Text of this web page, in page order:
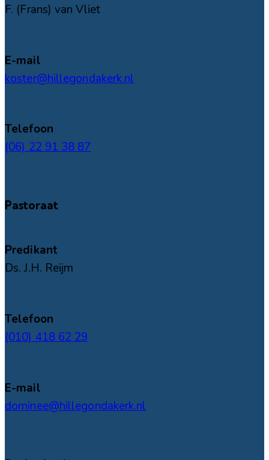
F. (Frans) van Vliet
E-mail
koster@hillegondakerk.nl
Telefoon
(06) 22 91 38 87
Pastoraat
Predikant
Ds. J.H. Reijm
Telefoon
(010) 418 62 29
E-mail
dominee@hillegondakerk.nl